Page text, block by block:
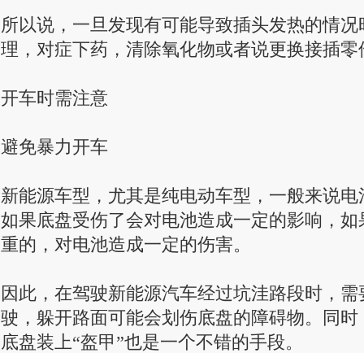
所以说，一旦发现有可能导致插头发热的情
理，对症下药，清除氧化物或者说更换接插零
开车时需注意
避免暴力开车
新能源车型，尤其是纯电动车型，一般来说
如果底盘受伤了会对电池造成一定的影响，
重的，对电池造成一定的伤害。
因此，在驾驶新能源汽车经过坑洼路段时，
驶，躲开路面可能会划伤底盘的障碍物。同
底盘装上“盔甲”也是一个不错的手段。